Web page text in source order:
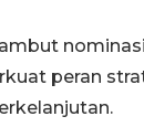
peran